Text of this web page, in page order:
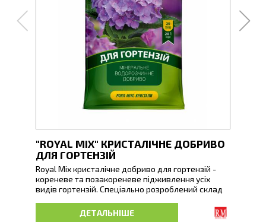
"ROYAL MIX" КРИСТАЛІЧНЕ ДОБРИВО
ДЛЯ ГОРТЕНЗІЙ
Royal Mix кристалічне добриво для гортензій -
кореневе та позакореневе підживлення усіх
видів гортензій. Спеціально розроблений склад
живлення, сприяє гармонійному росту та
розвитку кущів, зміцнює кореневу систему,
ДЕТАЛЬНІШЕ